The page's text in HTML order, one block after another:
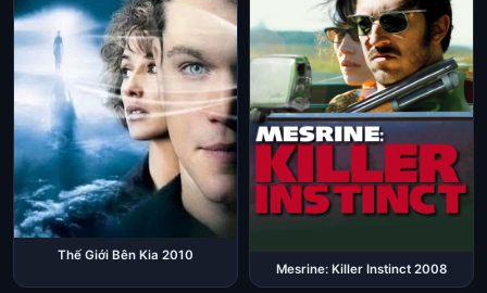
Thế Giới Bên Kia 2010
Mesrine: Killer Instinct 2008